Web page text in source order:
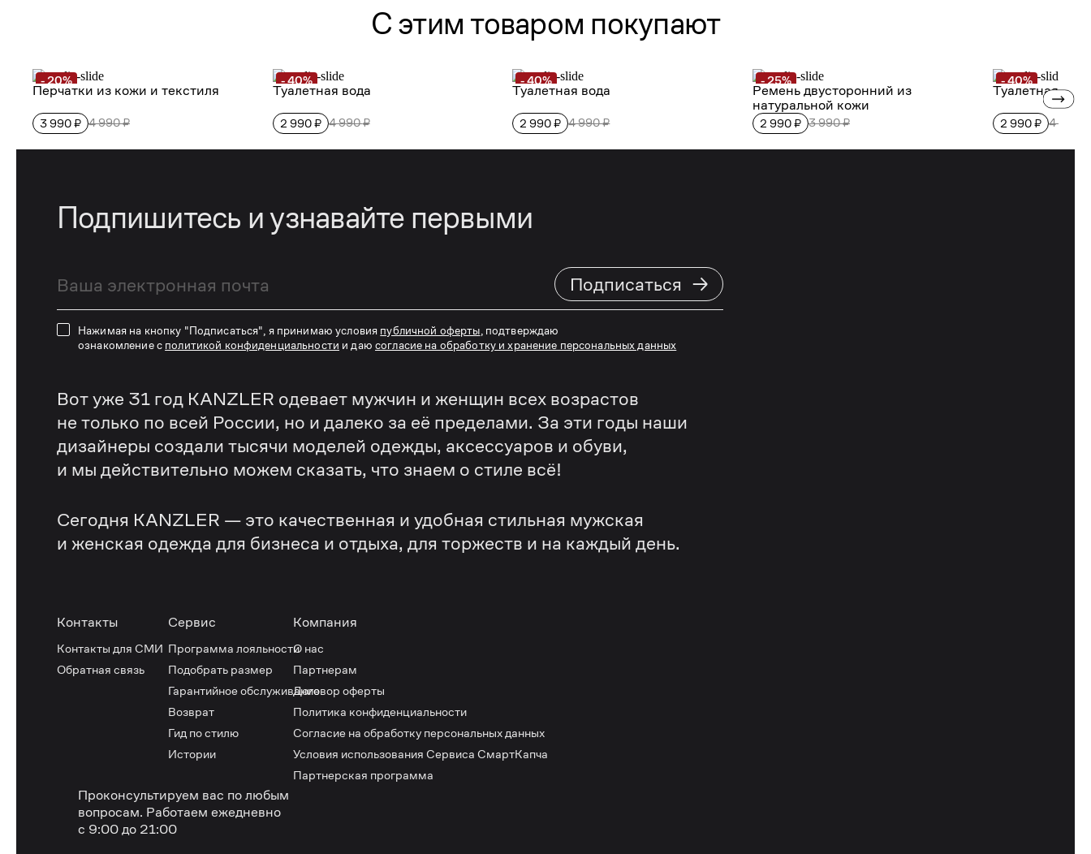
Подпишитесь и узнавайте первыми
Подписаться →
Нажимая на кнопку "Подписаться", я принимаю условия публичной оферты , подтверждаю
ознакомление с политикой конфиденциальности и даюсогласие на обработку и хранение персональных данных
Вот уже 31 год KANZLER одевает мужчин и женщин всех возрастов
не только по всей России, но и далеко за её пределами. За эти годы наши
дизайнеры создали тысячи моделей одежды, аксессуаров и обуви,
и мы действительно можем сказать, что знаем о стиле всё!
Сегодня KANZLER — это качественная и удобная стильная мужская
и женская одежда для бизнеса и отдыха, для торжеств и на каждый день.
Контакты
Контакты для СМИ
Обратная связь
Сервис
Программа лояльности
Подобрать размер
Гарантийное обслуживание
Возврат
Гид по стилю
Истории
Компания
О нас
Партнерам
Договор оферты
Политика конфиденциальности
Согласие на обработку персональных данных
Условия использования Сервиса СмартКапча
Партнерская программа
Проконсультируем вас по любым
вопросам. Работаем ежедневно
с 9:00 до 21:00